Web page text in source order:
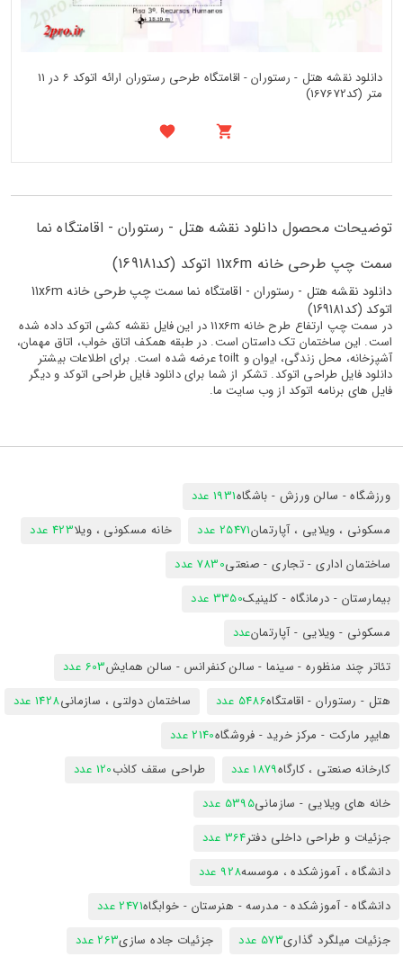
دانلود نقشه هتل - رستوران - اقامتگاه طرحی رستوران ارائه اتوکد 6 در 11
متر (کد167672)
توضیحات محصول دانلود نقشه هتل - رستوران - اقامتگاه نما
سمت چپ طرحی خانه 11x6m اتوکد (کد169181)
دانلود نقشه هتل - رستوران - اقامتگاه نما سمت چپ طرحی خانه 11x6m
اتوکد (کد169181)
در سمت چپ ارتفاع طرح خانه 11x6m در این فایل نقشه کشی اتوکد داده شده
است. این ساختمان تک داستان است. در طبقه همکف اتاق خواب، اتاق مهمان،
آشپزخانه، محل زندگی، ایوان و toilt عرضه شده است. برای اطلاعات بیشتر
دانلود فایل طراحی اتوکد. تشکر از شما برای دانلود فایل طراحی اتوکد و دیگر
فایل های برنامه اتوکد از وب سایت ما.
ورزشگاه - سالن ورزش - باشگاه1931 عدد
مسکونی ، ویلایی ، آپارتمان25471 عدد خانه مسکونی ، ویلا423 عدد
ساختمان اداری - تجاری - صنعتی7830 عدد
بیمارستان - درمانگاه - کلینیک3350 عدد
مسکونی - ویلایی - آپارتمانعدد
تئاتر چند منظوره - سینما - سالن کنفرانس - سالن همایش603 عدد
هتل - رستوران - اقامتگاه5486 عدد ساختمان دولتی ، سازمانی1428 عدد
هایپر مارکت - مرکز خرید - فروشگاه2140 عدد
کارخانه صنعتی ، کارگاه1879 عدد طراحی سقف کاذب120 عدد
خانه های ویلایی - سازمانی5395 عدد
جزئیات و طراحی داخلی دفتر364 عدد
دانشگاه ، آموزشکده ، موسسه928 عدد
دانشگاه - آموزشکده - مدرسه - هنرستان - خوابگاه2471 عدد
جزئیات میلگرد گذاری573 عدد جزئیات جاده سازی263 عدد